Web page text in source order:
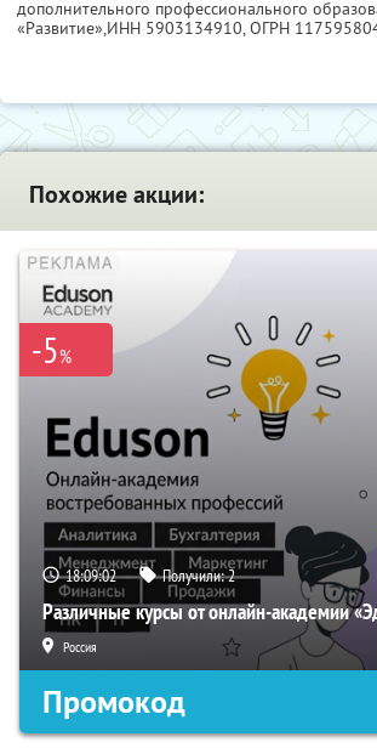
дополнительного профессионального
«Развитие»,ИНН 5903134910, ОГРН
Похожие акции:
-5%
18:09:01 Получили:2
Различные курсы от онлайн-академии
Россия
Промокод